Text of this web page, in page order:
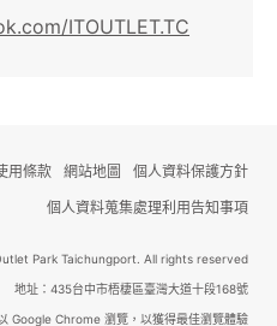
ITOUTLET.TC
用條款 網站地圖
個人資料保護方針
個人資料蒐集處理利用告知事項
Park Taichungport. All rights reserved
址：435台中市梧棲區臺灣大道十段168號
Google Chrome 瀏覽，以獲得最佳瀏覽體驗